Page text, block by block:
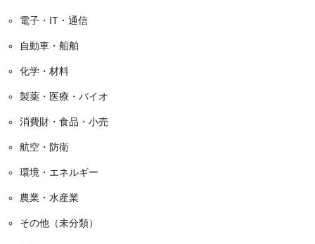
電子・IT・通信
自動車・船舶
化学・材料
製薬・医療・バイオ
消費財・食品・小売
航空・防衛
環境・エネルギー
農業・水産業
その他（未分類）